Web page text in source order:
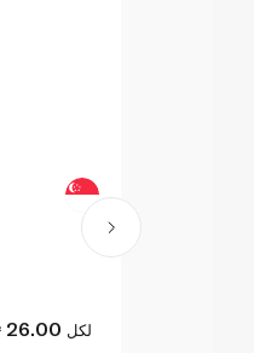
26.00 لكل